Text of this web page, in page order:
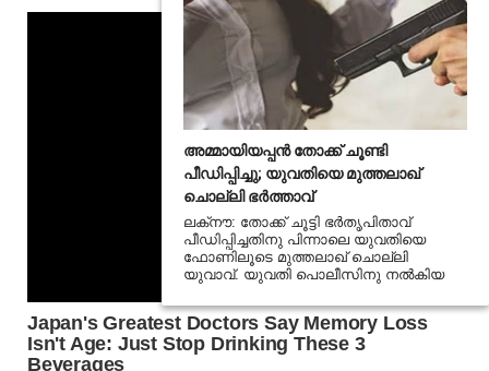
അമ്മായിയപ്പൻ തോക്ക് ചൂണ്ടി
പീഡിപ്പിച്ചു; യുവതിയെ മുത്തലാഖ്
ചൊല്ലി ഭർത്താവ്
ലക്‌നൗ: തോക്ക് ചൂട്ടി ഭർതൃപിതാവ്
പീഡിപ്പിച്ചതിനു പിന്നാലെ യുവതിയെ
ഫോണിലൂടെ മുത്തലാഖ് ചൊല്ലി
യുവാവ്. യുവതി പൊലീസിനു നൽകിയ